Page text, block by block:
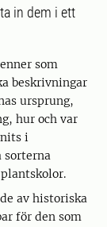
in dem i ett
som
beskrivningar
ursprung,
hur och var
i
sorterna
av historiska
för den som